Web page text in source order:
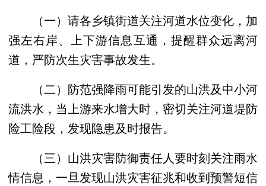
（一）请各乡镇街道关注河道水位变化，加
强左右岸、上下游信息互通，提醒群众远离河
道，严防次生灾害事故发生。
（二）防范强降雨可能引发的山洪及中小河
流洪水，当上游来水增大时，密切关注河道堤防
险工险段，发现隐患及时报告。
（三）山洪灾害防御责任人要时刻关注雨水
情信息，一旦发现山洪灾害征兆和收到预警短信